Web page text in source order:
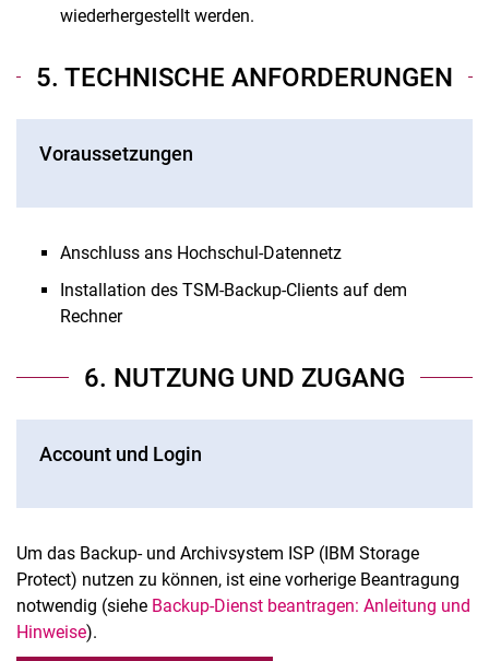
wiederhergestellt werden.
5. TECHNISCHE ANFORDERUNGEN
Voraussetzungen
Anschluss ans Hochschul-Datennetz
Installation des TSM-Backup-Clients auf dem
Rechner
6. NUTZUNG UND ZUGANG
Account und Login
Um das Backup- und Archivsystem ISP (IBM Storage
Protect) nutzen zu können, ist eine vorherige Beantragung
notwendig (siehe Backup-Dienst beantragen: Anleitung und
Hinweise).